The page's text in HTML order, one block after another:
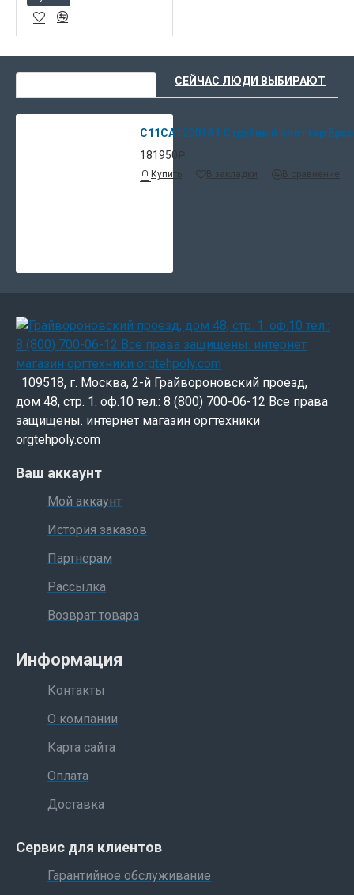
СЕЙЧАС ЛЮДИ ВЫБИРАЮТ
C11CA12001A1 Струйный плоттер
181950₽
Купить В закладки В сравнение
109518, г. Москва, 2-й Грайвороновский проезд,
дом 48, стр. 1. оф.10 тел.: 8 (800) 700-06-12 Все права
защищены. интернет магазин оргтехники
orgtehpoly.com
Ваш аккаунт
Мой аккаунт
История заказов
Партнерам
Рассылка
Возврат товара
Информация
Контакты
О компании
Карта сайта
Оплата
Доставка
Сервис для клиентов
Гарантийное обслуживание